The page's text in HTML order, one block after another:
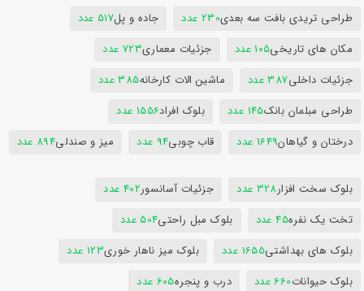
طراحی تریدی بافت سه بعدی230 عدد جاده و پل517 عدد
مکان های تاریخی105 عدد جزئیات معماری723 عدد
جزئیات داخلی387 عدد ماشین الات کارخانه385 عدد
طراحی مبلمان بانک145 عدد بلوک افراد1556 عدد
درختان و گیاهان1649 عدد قاب چوبی94 عدد میز و صندلی894 عدد
بلوک سخت افزار328 عدد جزئیات آسانسور402 عدد
تخت یک نفره45 عدد بلوک مبل راحتی504 عدد
بلوک های بهداشتی1655 عدد بلوک میز ناهار خوری123 عدد
بلوک حیوانات660 عدد درب و پنجره605 عدد